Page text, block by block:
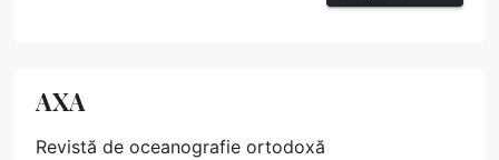
AXA
Revistă de oceanografie ortodoxă